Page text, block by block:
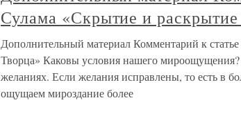
Сулама «Скрытие и
Дополнительный материал Комментарий к
Творца» Каковы условия нашего
желаниях. Если желания исправлены, то есть в
ощущаем мироздание более